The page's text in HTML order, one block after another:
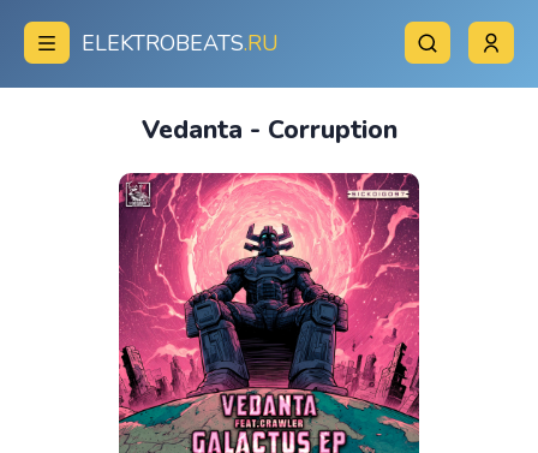
ELEKTROBEATS.RU
Vedanta - Corruption